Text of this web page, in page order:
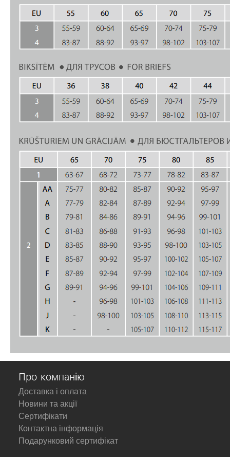
Про компанію
Доставка і оплата
Новини та акції
Сертифікати
Контактна інформація
Подарунковий сертифікат